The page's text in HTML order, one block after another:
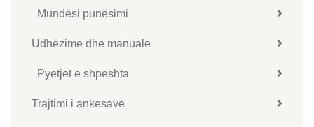
Mundësi punësimi
Udhëzime dhe manuale
Pyetjet e shpeshta
Trajtimi i ankesave